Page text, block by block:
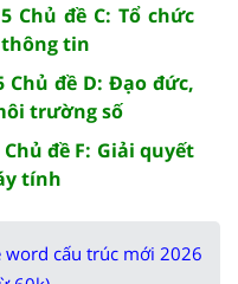
Chủ đề C: Tổ chức
tin
đề D: Đạo đức,
trường số
đề F: Giải quyết
tính
cấu trúc mới 2026